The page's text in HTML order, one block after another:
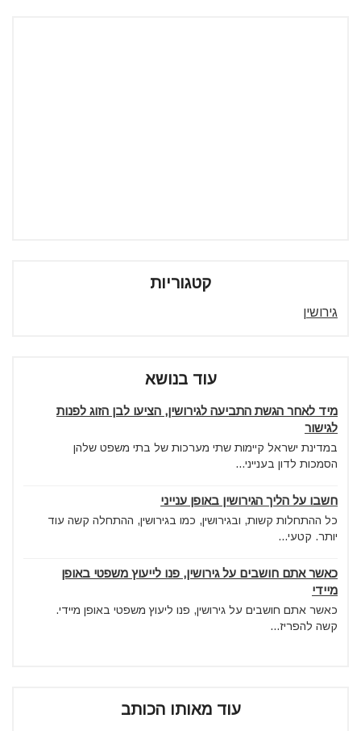
קטגוריות
גירושין
עוד בנושא
מיד לאחר הגשת התביעה לגירושין, הציעו לבן הזוג לפנות
לגישור
במדינת ישראל קיימות שתי מערכות של בתי משפט שלהן
הסמכות לדון בענייני...
חשבו על הליך הגירושין באופן ענייני
כל ההתחלות קשות, ובגירושין, כמו בגירושין, ההתחלה קשה עוד
יותר. קטעי...
כאשר אתם חושבים על גירושין, פנו לייעוץ משפטי באופן
מיידי
כאשר אתם חושבים על גירושין, פנו ליעוץ משפטי באופן מיידי.
קשה להפריז...
עוד מאותו הכותב